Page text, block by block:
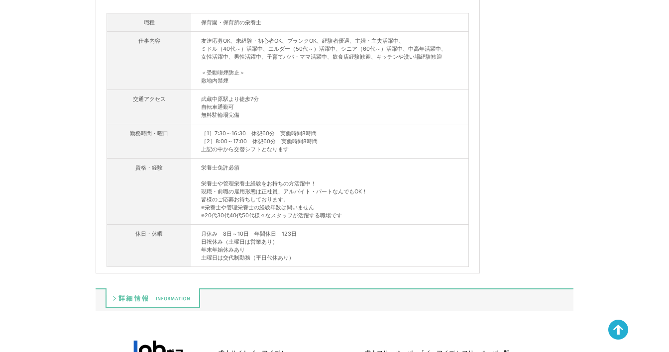
職種 保育園・保育所の栄養士
仕事内容
友達応募OK、未経験・初心者OK、ブランクOK、経験者優遇、主婦・主夫活躍中、
ミドル（40代～）活躍中、エルダー（50代～）活躍中、シニア（60代～）活躍中、中高年活躍中、
女性活躍中、男性活躍中、子育てパパ・ママ活躍中、飲食店経験歓迎、キッチンや洗い場経験歓迎
＜受動喫煙防止＞
敷地内禁煙
交通アクセス
武蔵中原駅より徒歩7分
自転車通勤可
無料駐輪場完備
勤務時間・曜日
［1］7:30～16:30 休憩60分 実働時間8時間
［2］8:00～17:00 休憩60分 実働時間8時間
上記の中から交替シフトとなります
資格・経験 栄養士免許必須
栄養士や管理栄養士経験をお持ちの方活躍中！
現職・前職の雇用形態は正社員、アルバイト・パートなんでもOK！
皆様のご応募お待ちしております。
※栄養士や管理栄養士の経験年数は問いません
※20代30代40代50代様々なスタッフが活躍する職場です
休日・休暇
月休み 8日～10日 年間休日 123日
日祝休み（土曜日は営業あり）
年末年始休みあり
土曜日は交代制勤務（平日代休あり）